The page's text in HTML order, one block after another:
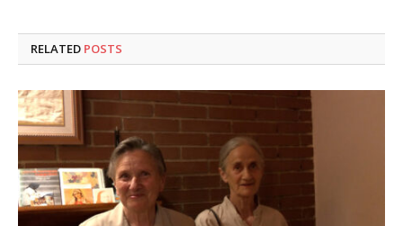
RELATED POSTS